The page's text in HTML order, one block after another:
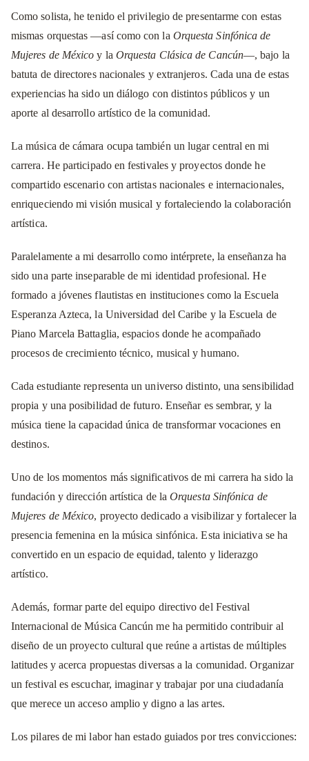
Como solista, he tenido el privilegio de presentarme con estas
mismas orquestas —así como con la Orquesta Sinfónica de
Mujeres de México y la Orquesta Clásica de Cancún—, bajo la
batuta de directores nacionales y extranjeros. Cada una de estas
experiencias ha sido un diálogo con distintos públicos y un
aporte al desarrollo artístico de la comunidad.
La música de cámara ocupa también un lugar central en mi
carrera. He participado en festivales y proyectos donde he
compartido escenario con artistas nacionales e internacionales,
enriqueciendo mi visión musical y fortaleciendo la colaboración
artística.
Paralelamente a mi desarrollo como intérprete, la enseñanza ha
sido una parte inseparable de mi identidad profesional. He
formado a jóvenes flautistas en instituciones como la Escuela
Esperanza Azteca, la Universidad del Caribe y la Escuela de
Piano Marcela Battaglia, espacios donde he acompañado
procesos de crecimiento técnico, musical y humano.
Cada estudiante representa un universo distinto, una sensibilidad
propia y una posibilidad de futuro. Enseñar es sembrar, y la
música tiene la capacidad única de transformar vocaciones en
destinos.
Uno de los momentos más significativos de mi carrera ha sido la
fundación y dirección artística de laOrquesta Sinfónica de
Mujeres de México, proyecto dedicado a visibilizar y fortalecer la
presencia femenina en la música sinfónica. Esta iniciativa se ha
convertido en un espacio de equidad, talento y liderazgo
artístico.
Además, formar parte del equipo directivo del Festival
Internacional de Música Cancún me ha permitido contribuir al
diseño de un proyecto cultural que reúne a artistas de múltiples
latitudes y acerca propuestas diversas a la comunidad. Organizar
un festival es escuchar, imaginar y trabajar por una ciudadanía
que merece un acceso amplio y digno a las artes.
Los pilares de mi labor han estado guiados por tres convicciones: